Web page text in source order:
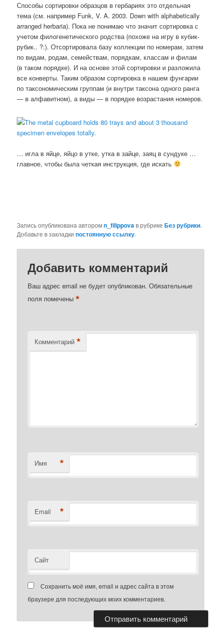
Способы сортировки образцов в гербариях это отдельная
тема (см. например Funk, V. A. 2003. Down with alphabetically
arranged herbaria). Пока не понимаю что значит сортировка с
учетом филогенетического родства (похоже на игру в кубик-
рубик.. ?:). Отсортировала базу коллекции по номерам, затем
по видам, родам, семействам, порядкам, классам и филам
(в таком порядке). И на основе этой сортировки и разложила
все конверты. Таким образом сортировка в нашем фунгарии
по таксономическим группам (и внутри таксона одного ранга
— в алфавитном), а виды — в порядке возрастания номеров.
… игла в яйце, яйцо в утке, утка в зайце, заяц в сундуке …
главное, чтобы была четкая инструкция, где искать
Запись опубликована авторомn_filippovaв рубрикеБез рубрики.
Добавьте в закладкипостоянную ссылку.
Добавить комментарий
Ваш адрес email не будет опубликован. Обязательные
поля помечены*
Комментарий *
Имя *
Email *
Сайт
Сохранить моё имя, email и адрес сайта в этом
браузере для последующих моих комментариев.